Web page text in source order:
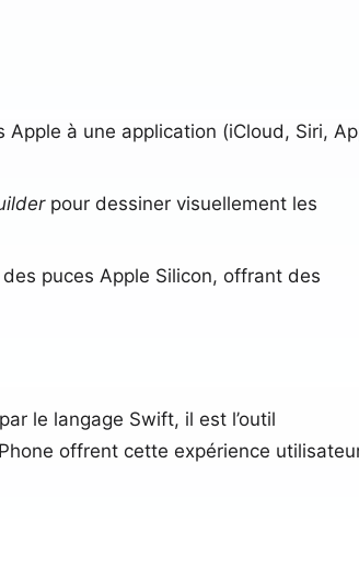
à une application (iCloud, Siri,
pour dessiner visuellement les
puces Apple Silicon, offrant des
le langage Swift, il est l’outil
offrent cette expérience